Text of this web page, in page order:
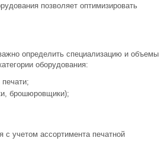
позволяет оптимизировать
определить специализацию и объемы
оборудования:
брошюровщики);
учетом ассортимента печатной